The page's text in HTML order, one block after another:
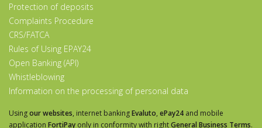
Protection of deposits
Complaints Procedure
CRS/FATCA
Rules of Using EPAY24
Open Banking (API)
Whistleblowing
Information on the processing of personal data
Usingour websites, internet bankingEvaluto, ePay24 and mobile
application FortiPay only in conformity with rightGeneral Business Terms.